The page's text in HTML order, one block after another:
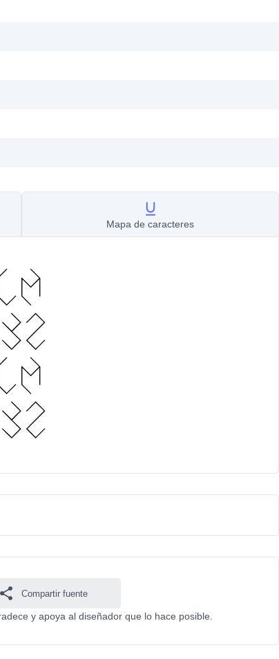
Mapa de caracteres
Compartir fuente
y apoya al diseñador que lo hace posible.